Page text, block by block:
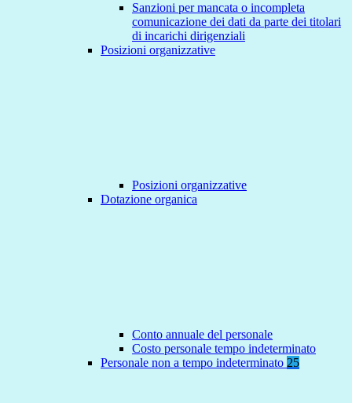
Sanzioni per mancata o incompleta
comunicazione dei dati da parte dei titolari
di incarichi dirigenziali
Posizioni organizzative
Posizioni organizzative
Dotazione organica
Conto annuale del personale
Costo personale tempo indeterminato
Personale non a tempo indeterminato 25